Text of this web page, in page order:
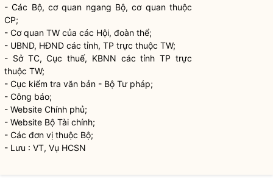
- Các Bộ, cơ quan ngang Bộ, cơ quan thuộc
CP;
- Cơ quan TW của các Hội, đoàn thể;
- UBND, HĐND các tỉnh, TP trực thuộc TW;
- Sở TC, Cục thuế, KBNN các tỉnh TP trực
thuộc TW;
- Cục kiểm tra văn bản - Bộ Tư pháp;
- Công báo;
- Website Chính phủ;
- Website Bộ Tài chính;
- Các đơn vị thuộc Bộ;
- Lưu : VT, Vụ HCSN